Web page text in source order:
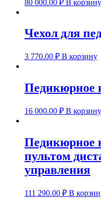
80 000.00 ₽ В корзину
Чехол для
3 770.00 ₽ В корзину
Педикюрное
16 000.00 ₽ В корзину
Педикюрное
пультом
управления
111 290.00 ₽ В